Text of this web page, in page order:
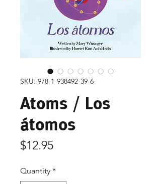
SKU: 978-1-938492-39-6
Atoms / Los
átomos
$12.95Price
Quantity *